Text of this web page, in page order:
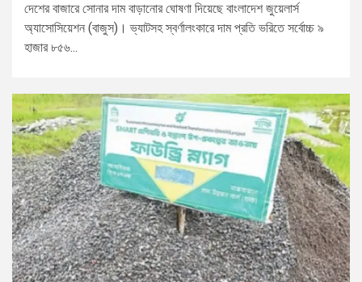
দেশের বাজারে সোনার দাম বাড়ানোর ঘোষণা দিয়েছে বাংলাদেশ জুয়েলার্স
অ্যাসোসিয়েশন (বাজুস)। ভ্যাটসহ স্বর্ণালংকারে দাম প্রতি ভরিতে সর্বোচ্চ ৯
হাজার ৮৫৬...